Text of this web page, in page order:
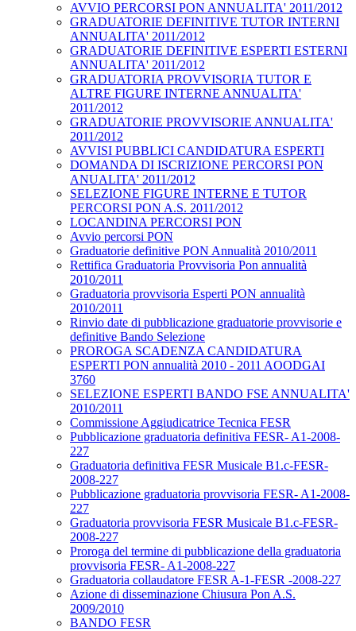
AVVIO PERCORSI PON ANNUALITA' 2011/2012
GRADUATORIE DEFINITIVE TUTOR INTERNI
ANNUALITA' 2011/2012
GRADUATORIE DEFINITIVE ESPERTI ESTERNI
ANNUALITA' 2011/2012
GRADUATORIA PROVVISORIA TUTOR E
ALTRE FIGURE INTERNE ANNUALITA'
2011/2012
GRADUATORIE PROVVISORIE ANNUALITA'
2011/2012
AVVISI PUBBLICI CANDIDATURA ESPERTI
DOMANDA DI ISCRIZIONE PERCORSI PON
ANUALITA' 2011/2012
SELEZIONE FIGURE INTERNE E TUTOR
PERCORSI PON A.S. 2011/2012
LOCANDINA PERCORSI PON
Avvio percorsi PON
Graduatorie definitive PON Annualità 2010/2011
Rettifica Graduatoria Provvisoria Pon annualità
2010/2011
Graduatoria provvisoria Esperti PON annualità
2010/2011
Rinvio date di pubblicazione graduatorie provvisorie e
definitive Bando Selezione
PROROGA SCADENZA CANDIDATURA
ESPERTI PON annualità 2010 - 2011 AOODGAI
3760
SELEZIONE ESPERTI BANDO FSE ANNUALITA'
2010/2011
Commissione Aggiudicatrice Tecnica FESR
Pubblicazione graduatoria definitiva FESR- A1-2008-
227
Graduatoria definitiva FESR Musicale B1.c-FESR-
2008-227
Pubblicazione graduatoria provvisoria FESR- A1-2008-
227
Graduatoria provvisoria FESR Musicale B1.c-FESR-
2008-227
Proroga del termine di pubblicazione della graduatoria
provvisoria FESR- A1-2008-227
Graduatoria collaudatore FESR A-1-FESR -2008-227
Azione di disseminazione Chiusura Pon A.S.
2009/2010
BANDO FESR